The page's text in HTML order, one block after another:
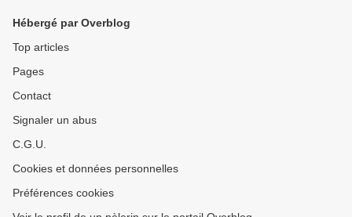
Hébergé par Overblog
Top articles
Pages
Contact
Signaler un abus
C.G.U.
Cookies et données personnelles
Préférences cookies